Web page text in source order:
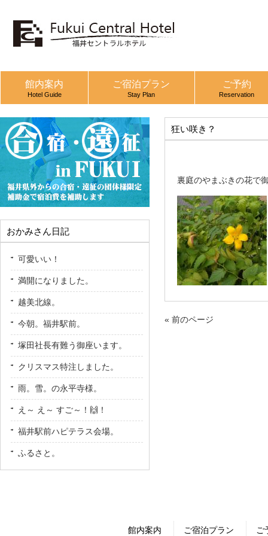
館内案内
Hotel Guide
ご宿泊プラン
Stay Plan
ご予約
Reservation
狂い咲き？
裏庭のやまぶきの花で
« 前のページ
おかみさん日記
可愛いい！
満開になりました。
越美北線。
今朝。福井駅前。
塚田社長有難う御座います。
クリスマス特注しました。
雨。雪。の永平寺様。
え～ え～ すご～！🙌！
福井駅前ハピテラス会場。
ふるさと。
館内案内 ご宿泊プラン ご